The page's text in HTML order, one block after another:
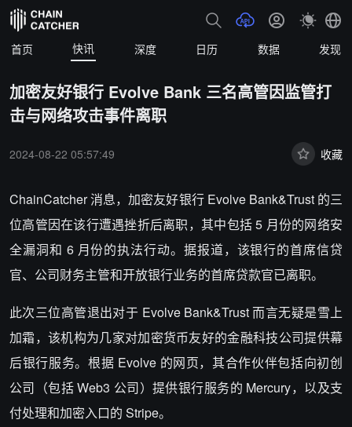
首页 快讯 深度 日历 数据 发现
加密友好银行 Evolve Bank 三名高管因监管打
击与网络攻击事件离职
2024-08-22 05:57:49 收藏
ChainCatcher 消息，加密友好银行 Evolve Bank&Trust 的三
位高管因在该行遭遇挫折后离职，其中包括 5 月份的网络安
全漏洞和 6 月份的执法行动。据报道，该银行的首席信贷
官、公司财务主管和开放银行业务的首席贷款官已离职。
此次三位高管退出对于 Evolve Bank&Trust 而言无疑是雪上
加霜，该机构为几家对加密货币友好的金融科技公司提供幕
后银行服务。根据 Evolve 的网页，其合作伙伴包括向初创
公司（包括 Web3 公司）提供银行服务的 Mercury，以及支
付处理和加密入口的 Stripe。